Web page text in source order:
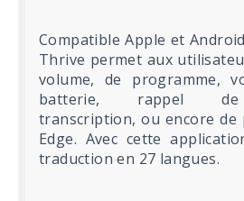
Compatible Apple et
Thrive permet aux
volume, de programme,
batterie, rappel de
transcription, ou encore
Edge. Avec cette
traduction en 27 langues.